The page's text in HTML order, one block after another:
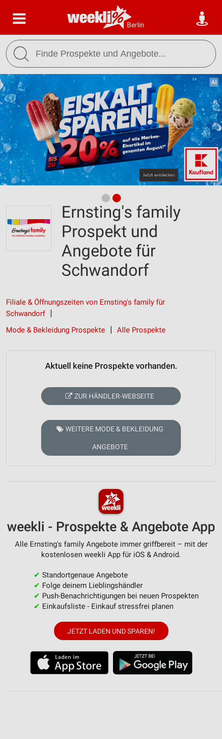
Berlin
Ernsting's family
Prospekt und
Angebote für
Schwandorf
Filiale & Öffnungszeiten von Ernsting's family für
Schwandorf
Mode & Bekleidung Prospekte
Alle Prospekte
Aktuell keine Prospekte vorhanden.
ZUR HÄNDLER-WEBSEITE
WEITERE MODE & BEKLEIDUNG
ANGEBOTE
weekli - Prospekte & Angebote App
Alle Ernsting's family Angebote immer griffbereit – mit der
kostenlosen weekli App für iOS & Android.
✔ Standortgenaue Angebote
✔ Folge deinem Lieblingshändler
✔ Push-Benachrichtigungen bei neuen Prospekten
✔ Einkaufsliste - Einkauf stressfrei planen
JETZT LADEN UND SPAREN!